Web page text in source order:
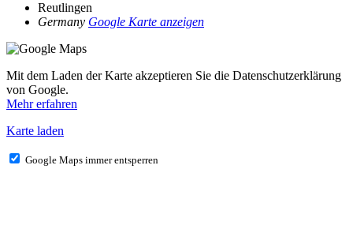
Reutlingen
Germany Google Karte anzeigen
Mit dem Laden der Karte akzeptieren Sie die Datenschutzerklärung
von Google.
Mehr erfahren
Karte laden
Google Maps immer entsperren